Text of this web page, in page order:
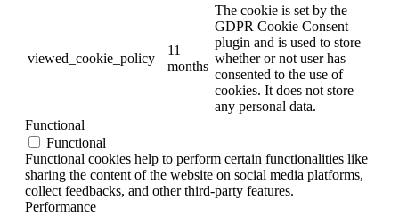
viewed_cookie_policy
11
months
The cookie is set by the
GDPR Cookie Consent
plugin and is used to store
whether or not user has
consented to the use of
cookies. It does not store
any personal data.
Functional
Functional
Functional cookies help to perform certain functionalities like
sharing the content of the website on social media platforms,
collect feedbacks, and other third-party features.
Performance